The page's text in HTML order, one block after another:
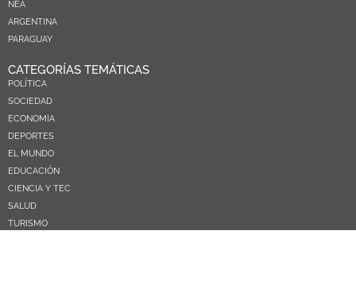
NEA
ARGENTINA
PARAGUAY
CATEGORÍAS TEMÁTICAS
POLÍTICA
SOCIEDAD
ECONOMIA
DEPORTES
EL MUNDO
EDUCACIÓN
CIENCIA Y TEC
SALUD
TURISMO